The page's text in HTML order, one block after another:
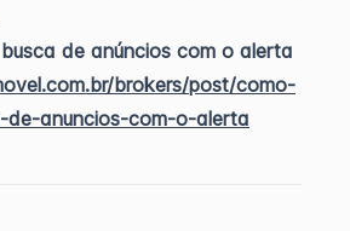
de anúncios com o alerta
brokers/post/como-
de-anuncios-com-o-alerta